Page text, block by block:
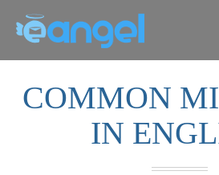
COMMON
IN